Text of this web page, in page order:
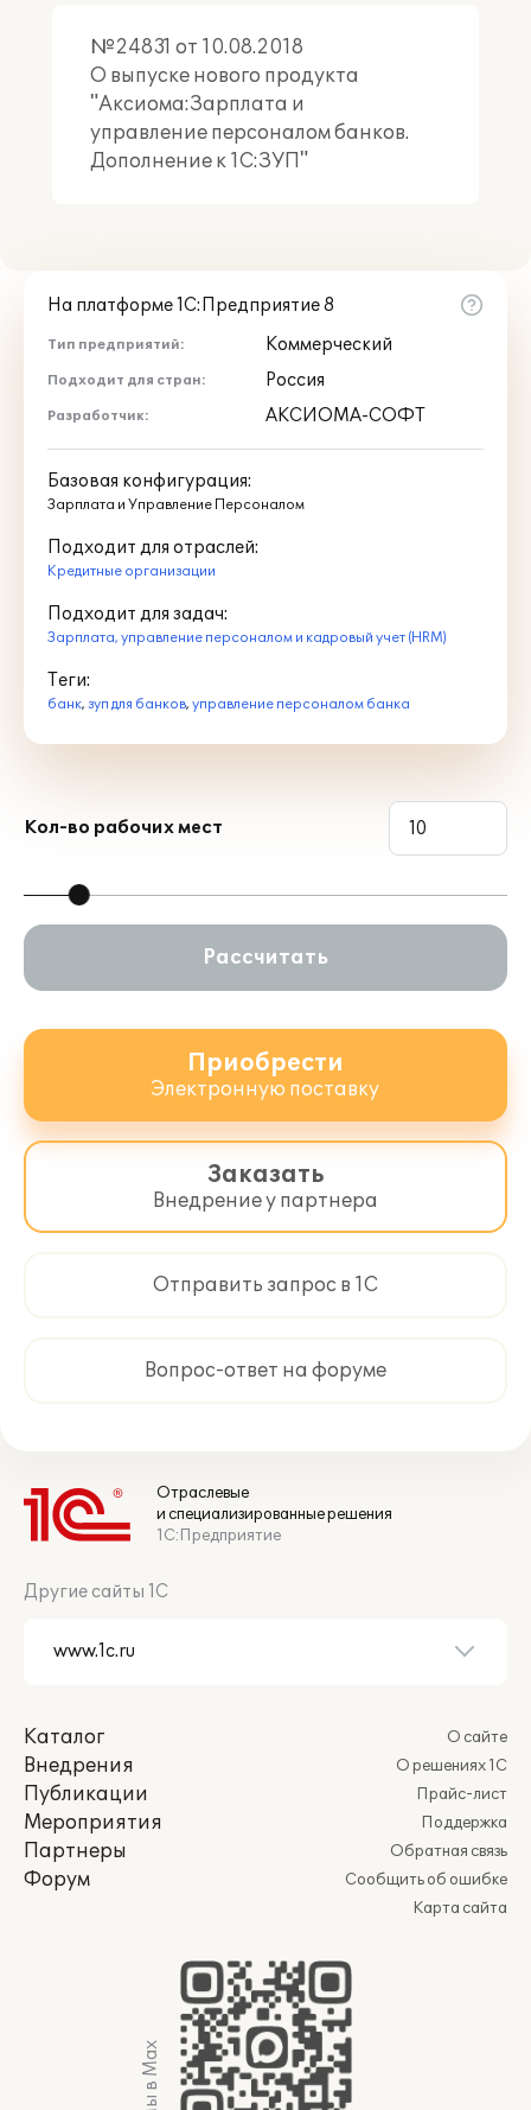
№24831 от 10.08.2018
О выпуске нового продукта
"Аксиома:Зарплата и
управление персоналом банков.
Дополнение к 1С:ЗУП"
На платформе 1С:Предприятие 8
Тип предприятий: Коммерческий
Подходит для стран: Россия
Разработчик: АКСИОМА-СОФТ
Базовая конфигурация:
Зарплата и Управление Персоналом
Подходит для отраслей:
Кредитные организации
Подходит для задач:
Зарплата, управление персоналом и кадровый учет (HRM)
Теги:
банк, зуп для банков, управление персоналом банка
Кол-во рабочих мест
Рассчитать
Приобрести
Электронную поставку
Заказать
Внедрение у партнера
Отправить запрос в 1С
Вопрос-ответ на форуме
Отраслевые
и специализированные решения
1С:Предприятие
Другие сайты 1С
Каталог
Внедрения
Публикации
Мероприятия
Партнеры
Форум
О сайте
О решениях 1С
Прайс-лист
Поддержка
Обратная связь
Сообщить об ошибке
Карта сайта
Мы в Max